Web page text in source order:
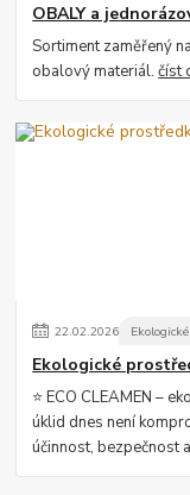
OBALY a
Sortiment zaměřený
obalový materiál.číst
22.02.2026
Ekologické
⭐ ECO CLEAMEN –
úklid dnes není
účinnost, bezpečnost